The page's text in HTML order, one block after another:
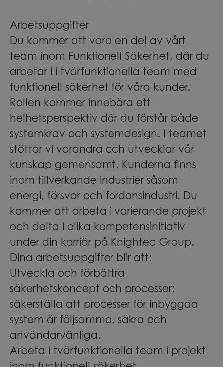
Arbetsuppgifter
Du kommer att vara en del av vårt
team inom Funktionell Säkerhet, där du
arbetar i i tvärfunktionella team med
funktionell säkerhet för våra kunder.
Rollen kommer innebära ett
helhetsperspektiv där du förstår både
systemkrav och systemdesign. I teamet
stöttar vi varandra och utvecklar vår
kunskap gemensamt. Kunderna finns
inom tillverkande industrier såsom
energi, försvar och fordonsindustri. Du
kommer att arbeta i varierande projekt
och delta i olika kompetensinitiativ
under din karriär på Knightec Group.
Dina arbetsuppgifter blir att:
Utveckla och förbättra
säkerhetskoncept och processer:
säkerställa att processer för inbyggda
system är följsamma, säkra och
användarvänliga.
Arbeta i tvärfunktionella team i projekt